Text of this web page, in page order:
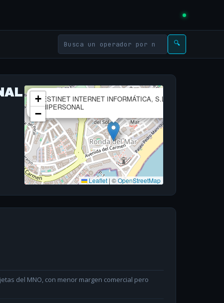
🔍
GESTINET INTERNET INFORMÁTICA, S.L.
UNIPERSONAL
+
−
Leaflet | ©OpenStreetMap
del MNO, con menor margen comercial pero